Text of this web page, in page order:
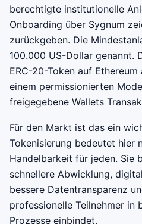
berechtigte institutionelle
Onboarding über Sygnum
zurückgeben. Die
100.000 US-Dollar genannt.
ERC-20-Token auf
einem permissionierten
freigegebene Wallets
Für den Markt ist das ein
Tokenisierung bedeutet hier
Handelbarkeit für jeden. Sie
schnellere Abwicklung,
bessere Datentransparenz
professionelle Teilnehmer in
Prozesse einbindet.